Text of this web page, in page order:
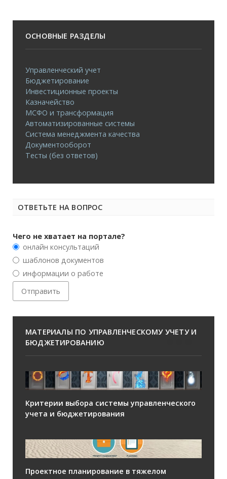
ОСНОВНЫЕ РАЗДЕЛЫ
Управленческий учет
Бюджетирование
Инвестиционные проекты
Казначейство
МСФО и трансформация
Автоматизированные системы
Система менеджмента качества
Документооборот
Тесты (без ответов)
ОТВЕТЬТЕ НА ВОПРОС
Чего не хватает на портале?
онлайн консультаций
шаблонов документов
информации о работе
МАТЕРИАЛЫ ПО УПРАВЛЕНЧЕСКОМУ УЧЕТУ И
БЮДЖЕТИРОВАНИЮ
Критерии выбора системы управленческого
учета и бюджетирования
Проектное планирование в тяжелом